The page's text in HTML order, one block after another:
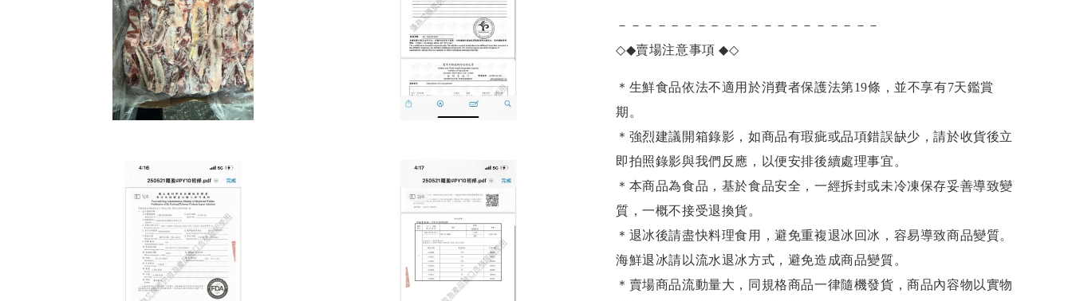
－－－－－－－－－－－－－－－－－－－－
◇◆賣場注意事項◆◇
＊生鮮食品依法不適用於消費者保護法第19條，並不享有7天鑑賞
期。
＊強烈建議開箱錄影，如商品有瑕疵或品項錯誤缺少，請於收貨後立
即拍照錄影與我們反應，以便安排後續處理事宜。
＊本商品為食品，基於食品安全，一經拆封或未冷凍保存妥善導致變
質，一概不接受退換貨。
＊退冰後請盡快料理食用，避免重複退冰回冰，容易導致商品變質。
海鮮退冰請以流水退冰方式，避免造成商品變質。
＊賣場商品流動量大，同規格商品一律隨機發貨，商品內容物以實物